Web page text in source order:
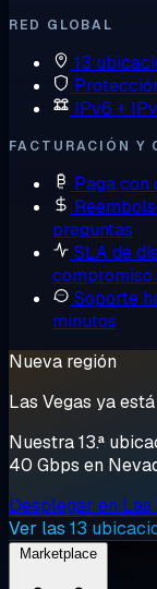
RED GLOBAL
13
IPv6 +
FACTURACIÓN Y
Paga con
preguntas
SLA de
Soporte
minutos
Nueva región
Las Vegas ya
Nuestra 13.ª
40 Gbps en
Desplegar en
Ver las 13